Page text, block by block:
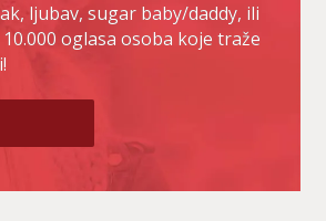
ljubav, sugar baby/daddy, ili
oglasa osoba koje traže